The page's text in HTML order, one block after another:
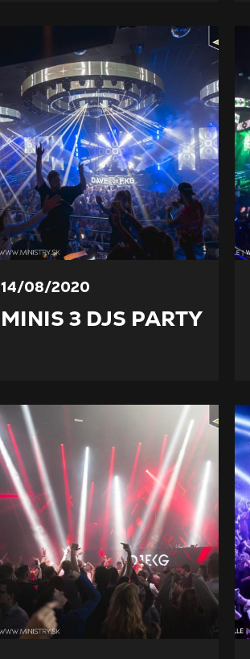
14/08/2020
MINIS 3 DJS PARTY